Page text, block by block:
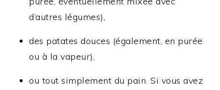
d’autres légumes),
des patates douces (également, en purée
ou à la vapeur),
ou tout simplement du pain. Si vous avez